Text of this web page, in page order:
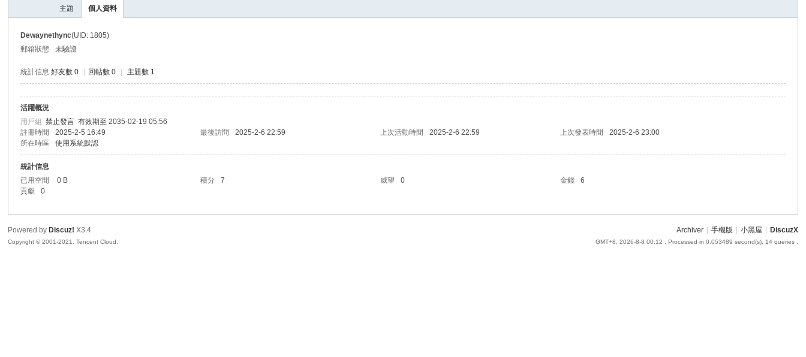
uz!
主題 個人資料
Dewaynethync(UID: 1805)
郵箱狀態
未驗證
統計信息 好友數 0 回帖數 0 主題數 1
活躍概況
用戶組禁止發言 有效期至 2035-02-19 05:56
註冊時間
2025-2-5 16:49 最後訪問 2025-2-6 22:59 上次活動時間 2025-2-6 22:59 上次發表時間
2025-2-6 23:00
所在時區
使用系統默認
統計信息
已用空間
0 B 積分 7 威望 0 金錢
6
貢獻
0
Archiver 手機版 小黑屋 DiscuzX
GMT+8, 2026-8-8 00:12 , Processed in 0.053489 second(s), 14 queries .
Powered by Discuz! X3.4
Copyright © 2001-2021, Tencent Cloud.